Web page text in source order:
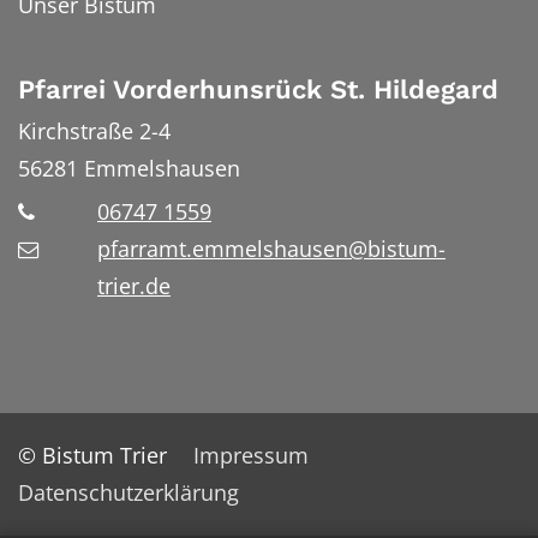
Pfarrei Vorderhunsrück St. Hildegard
Kirchstraße 2-4
56281 Emmelshausen
06747 1559
pfarramt.emmelshausen@bistum-
trier.de
© Bistum Trier
Impressum
Datenschutzerklärung